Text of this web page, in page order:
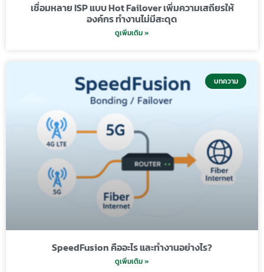
เชื่อมหลาย ISP แบบ Hot Failover เพิ่มความเสถียรให้
องค์กร ทำงานไม่มีสะดุด
ดูเพิ่มเติม »
บทความ
SpeedFusion คืออะไร และทำงานอย่างไร?
ดูเพิ่มเติม »